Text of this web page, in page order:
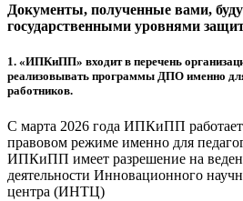
Документы, полученные вами,
государственными уровнями
1. «ИПКиПП» входит в перечень
реализовывать программы ДПО именно
работников.
С марта 2026 года ИПКиПП
правовом режиме именно для
ИПКиПП имеет разрешение на
деятельности Инновационного
центра (ИНТЦ)